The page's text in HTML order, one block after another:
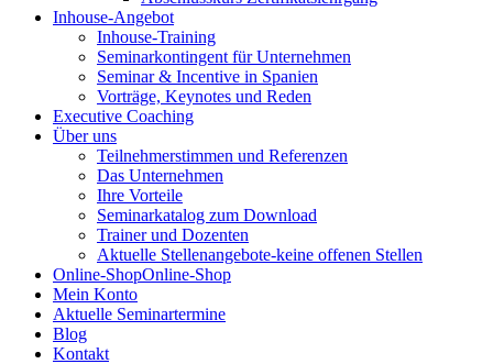
Inhouse-Angebot
Inhouse-Training
Seminarkontingent für Unternehmen
Seminar & Incentive in Spanien
Vorträge, Keynotes und Reden
Executive Coaching
Über uns
Teilnehmerstimmen und Referenzen
Das Unternehmen
Ihre Vorteile
Seminarkatalog zum Download
Trainer und Dozenten
Aktuelle Stellenangebote-keine offenen Stellen
Online-ShopOnline-Shop
Mein Konto
Aktuelle Seminartermine
Blog
Kontakt